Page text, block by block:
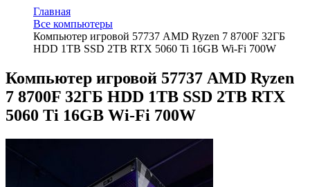
Главная
Все компьютеры
Компьютер игровой 57737 AMD Ryzen 7 8700F 32ГБ
HDD 1TB SSD 2TB RTX 5060 Ti 16GB Wi-Fi 700W
Компьютер игровой 57737 AMD Ryzen
7 8700F 32ГБ HDD 1TB SSD 2TB RTX
5060 Ti 16GB Wi-Fi 700W